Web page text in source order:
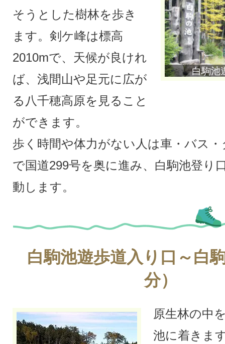
白駒池
そうとした樹林を歩き
ます。剣ケ峰は標高
2010mで、天候が良けれ
ば、浅間山や足元に広が
る八千穂高原を見ること
ができます。
歩く時間や体力がない人は車・バス
で国道299号を奥に進み、白駒池登り
動します。
白駒池遊歩道入り口～白
分）
原生林の中
池に着きま